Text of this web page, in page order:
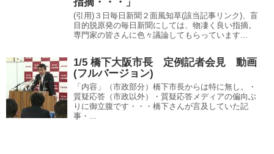
(引用)３日毎日新聞２面風知草(該当記事リンク)、盲
目的脱原発の毎日新聞にしては、物凄く良い指摘。
専門家の皆さんに色々議論してもらっています...
1/5 橋下大阪市長 定例記者会見 動画
(フルバージョン)
「内容」（市政部分）橋下市長からは特に無し。・
質疑応答（市政以外）・質疑応答メディアの偏向ぶ
りに御立腹です・・・橋下さんが言及していた記
事・...